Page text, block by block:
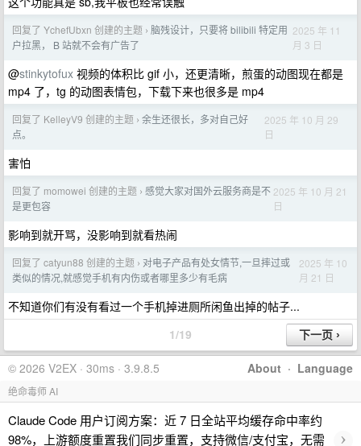
回复了 YchefUbxn 创建的主题 › 脑残设计，只要将 bilibili 特定用
户拉黑， B 站就不会有广告了
2025 年 11
月 3 日
@stinkytofux 视频的体积比 gif 小，还更清晰，煎蛋的动图现在都是
mp4 了，tg 的动图表情包，下载下来也很多是 mp4
回复了 KelleyV9 创建的主题 › 余生还很长，多对自己好
点。
2025 年 10 月 29
日
害怕
回复了 momowei 创建的主题 › 感觉大家对国外云服务商是不
是更包容
2025 年 10 月 21
日
影响到就开骂，没影响到就看热闹
回复了 catyun88 创建的主题 › 对电子产品有处女情节,一旦摔过或
类似的情况,就感觉手机有内伤或者哪里多少有毛病
2025 年 10
月 21 日
不知道你们有没有看过一个手机掉进厕所闲鱼出掉的帖子...
1/19
About · Language
© 2026 V2EX · 30ms · 3.9.8.5
绝命毒师 AI
Claude Code 用户订阅方案：近 7 日全站平均缓存命中率约
98%，上游额度重置我们同步重置，支持微信/支付宝，无需
›